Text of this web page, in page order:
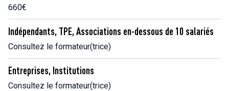
660€
Indépendants, TPE, Associations en-dessous de 10 salariés
Consultez le formateur(trice)
Entreprises, Institutions
Consultez le formateur(trice)